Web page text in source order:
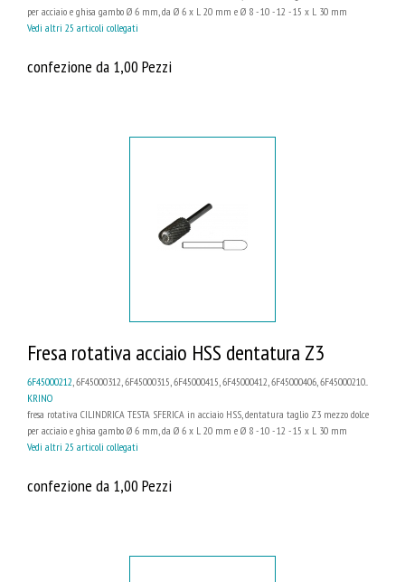
per acciaio e ghisa gambo Ø 6 mm, da Ø 6 x L 20 mm e Ø 8 - 10 - 12 - 15 x L 30 mm
Vedi altri 25 articoli collegati
confezione da 1,00 Pezzi
Fresa rotativa acciaio HSS dentatura Z3
6F45000212 , 6F45000312, 6F45000315, 6F45000415, 6F45000412, 6F45000406, 6F45000210...
KRINO
fresa rotativa CILINDRICA TESTA SFERICA in acciaio HSS, dentatura taglio Z3 mezzo dolce
per acciaio e ghisa gambo Ø 6 mm, da Ø 6 x L 20 mm e Ø 8 - 10 - 12 - 15 x L 30 mm
Vedi altri 25 articoli collegati
confezione da 1,00 Pezzi